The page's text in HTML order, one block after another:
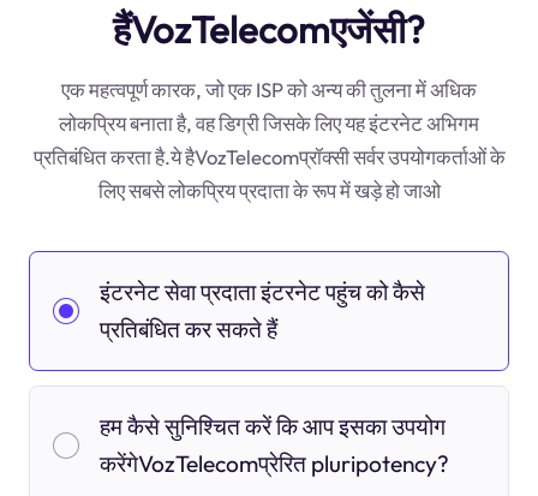
हैंVozTelecomएजेंसी?
एक महत्वपूर्ण कारक, जो एक ISP को अन्य की तुलना में अधिक
लोकप्रिय बनाता है, वह डिग्री जिसके लिए यह इंटरनेट अभिगम
प्रतिबंधित करता है.ये हैVozTelecomप्रॉक्सी सर्वर उपयोगकर्ताओं के
लिए सबसे लोकप्रिय प्रदाता के रूप में खड़े हो जाओ
इंटरनेट सेवा प्रदाता इंटरनेट पहुंच को कैसे
प्रतिबंधित कर सकते हैं
हम कैसे सुनिश्चित करें कि आप इसका उपयोग
करेंगेVozTelecomप्रेरित pluripotency?